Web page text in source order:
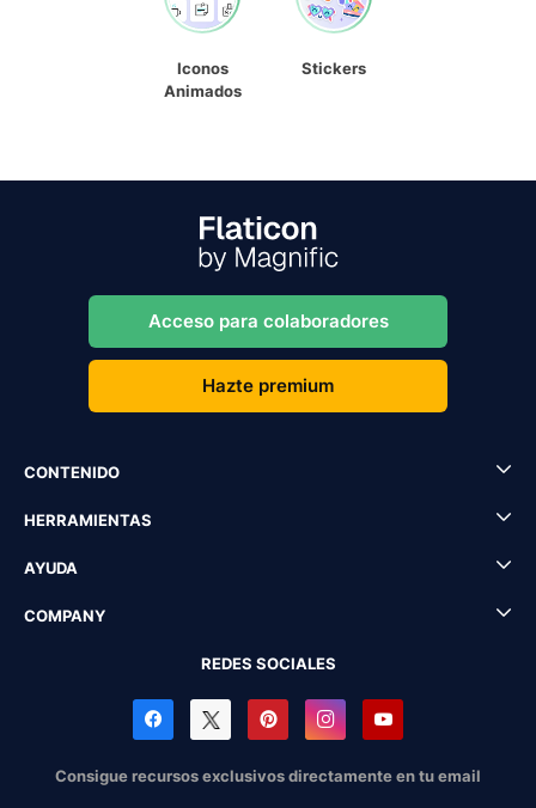
Iconos
Animados
Stickers
Acceso para colaboradores
Hazte premium
CONTENIDO
HERRAMIENTAS
AYUDA
COMPANY
REDES SOCIALES
Consigue recursos exclusivos directamente en tu email